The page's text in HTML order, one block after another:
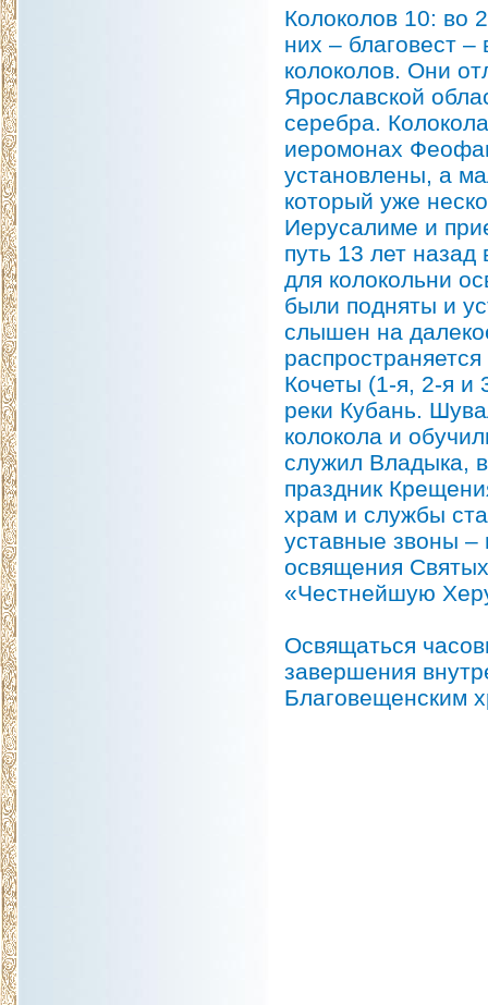
Колоколов 10: во
них – благовест
колоколов. Они
Ярославской
серебра.
иеромонах
установлены, а
который уже
Иерусалиме и
путь 13 лет
для колокольни
были подняты и
слышен на
Кочеты (1-я, 2-я и
реки Кубань.
колокола и
служил Владыка,
праздник
храм и службы
уставные звоны –
освящения
«Честнейшую
Освящаться
завершения
Благовещенским